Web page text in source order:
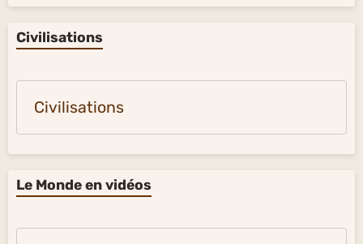
Civilisations
Civilisations
Le Monde en vidéos